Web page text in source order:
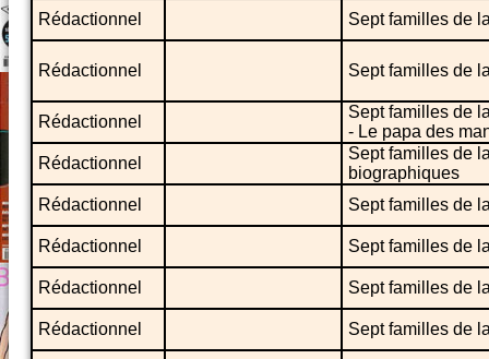
Rédactionnel Sept familles de
Rédactionnel Sept familles de
Rédactionnel
Sept familles de
- Le papa des
Rédactionnel
Sept familles de
biographiques
Rédactionnel
Sept familles de
Rédactionnel Sept familles de
Rédactionnel Sept familles de
Rédactionnel Sept familles de